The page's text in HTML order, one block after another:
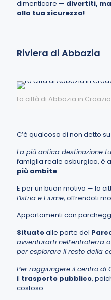
dimenticare — divertiti,
alla tua sicurezza!
Riviera di Abbazia
La città di Abbazia in
C’è qualcosa di non detto su
La più antica destinazione
famiglia reale asburgica, è
più ambite.
E per un buon motivo — la
l’Istria e Fiume, offrendoti
Appartamenti con
Situatoalle porte del
avventurarti nell’entroterra
per esplorare il resto della
Per raggiungere il centro di
il trasporto pubblico,
costoso.